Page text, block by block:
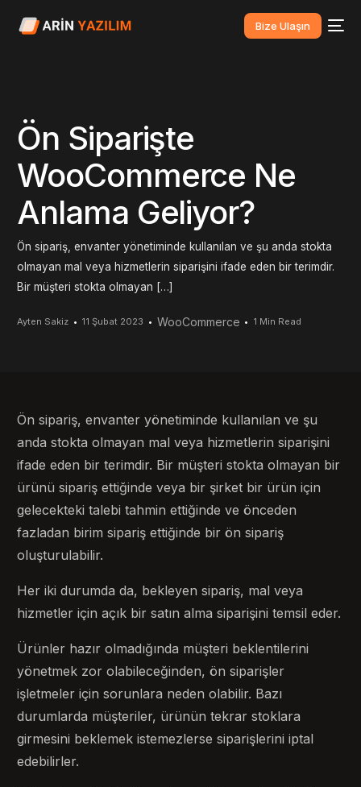
Bize Ulaşın
Ön Siparişte
WooCommerce Ne
Anlama Geliyor?
Ön sipariş, envanter yönetiminde kullanılan ve şu anda stokta
olmayan mal veya hizmetlerin siparişini ifade eden bir terimdir.
Bir müşteri stokta olmayan […]
Ayten Sakiz 11 Şubat 2023 WooCommerce 1 Min Read
Ön sipariş, envanter yönetiminde kullanılan ve şu
anda stokta olmayan mal veya hizmetlerin siparişini
ifade eden bir terimdir. Bir müşteri stokta olmayan bir
ürünü sipariş ettiğinde veya bir şirket bir ürün için
gelecekteki talebi tahmin ettiğinde ve önceden
fazladan birim sipariş ettiğinde bir ön sipariş
oluşturulabilir.
Her iki durumda da, bekleyen sipariş, mal veya
hizmetler için açık bir satın alma siparişini temsil eder.
Ürünler hazır olmadığında müşteri beklentilerini
yönetmek zor olabileceğinden, ön siparişler
işletmeler için sorunlara neden olabilir. Bazı
durumlarda müşteriler, ürünün tekrar stoklara
girmesini beklemek istemezlerse siparişlerini iptal
edebilirler.